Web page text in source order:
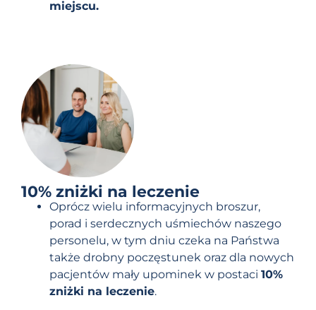
miejscu.
10% zniżki na leczenie
Oprócz wielu informacyjnych broszur,
porad i serdecznych uśmiechów naszego
personelu, w tym dniu czeka na Państwa
także drobny poczęstunek oraz dla nowych
pacjentów mały upominek w postaci 10%
zniżki na leczenie.